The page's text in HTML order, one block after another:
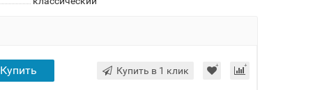
Купить Купить в 1 клик